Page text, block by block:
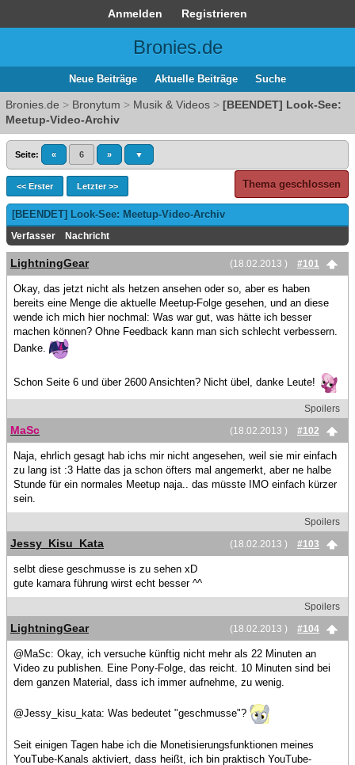
Anmelden Registrieren
Bronies.de
Neue Beiträge Aktuelle Beiträge Suche
Bronies.de > Bronytum > Musik & Videos > [BEENDET] Look-See:
Meetup-Video-Archiv
Seite: « 6 » ▼
<< Erster Letzter >> Thema geschlossen
[BEENDET] Look-See: Meetup-Video-Archiv
Verfasser Nachricht
(18.02.2013 ) #101
LightningGear
Okay, das jetzt nicht als hetzen ansehen oder so, aber es haben
bereits eine Menge die aktuelle Meetup-Folge gesehen, und an diese
wende ich mich hier nochmal: Was war gut, was hätte ich besser
machen können? Ohne Feedback kann man sich schlecht verbessern.
Danke.
Schon Seite 6 und über 2600 Ansichten? Nicht übel, danke Leute!
Spoilers
(18.02.2013 )
#102
MaSc
Naja, ehrlich gesagt hab ichs mir nicht angesehen, weil sie mir einfach
zu lang ist :3 Hatte das ja schon öfters mal angemerkt, aber ne halbe
Stunde für ein normales Meetup naja.. das müsste IMO einfach kürzer
sein.
Spoilers
(18.02.2013 )
#103
Jessy_Kisu_Kata
selbt diese geschmusse is zu sehen xD
gute kamara führung wirst echt besser ^^
Spoilers
(18.02.2013 )
#104
LightningGear
@MaSc: Okay, ich versuche künftig nicht mehr als 22 Minuten an
Video zu publishen. Eine Pony-Folge, das reicht. 10 Minuten sind bei
dem ganzen Material, dass ich immer aufnehme, zu wenig.
@Jessy_kisu_kata: Was bedeutet "geschmusse"?
Seit einigen Tagen habe ich die Monetisierungsfunktionen meines
YouTube-Kanals aktiviert, dass heißt, ich bin praktisch YouTube-